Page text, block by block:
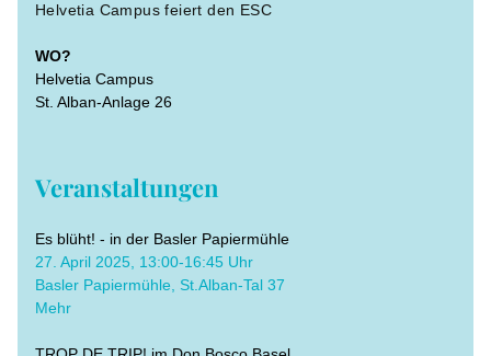
Helvetia Campus feiert den ESC
WO?
Helvetia Campus
St. Alban-Anlage 26
Veranstaltungen
Es blüht! - in der Basler Papiermühle
​27. April 2025, 13:00-16:45 Uhr
Basler Papiermühle, St.Alban-Tal 37
Mehr